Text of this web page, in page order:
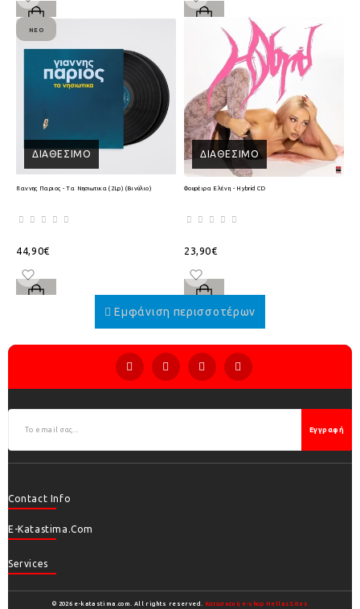
ΔΙΑΘΈΣΙΜΟ
ΝΈΟ
Γιαννης Παριος - Τα Νησιωτικα (2Lp) (Βινύλιο)
44,90€
ΔΙΑΘΈΣΙΜΟ
Φουρέιρα Ελένη - Hybrid CD
23,90€
Εγγραφή
Contact Info
E-Katastima.com
Services
© 2026 e-katastima.com. All rights reserved. Κατασκευή e-shop HellasSites